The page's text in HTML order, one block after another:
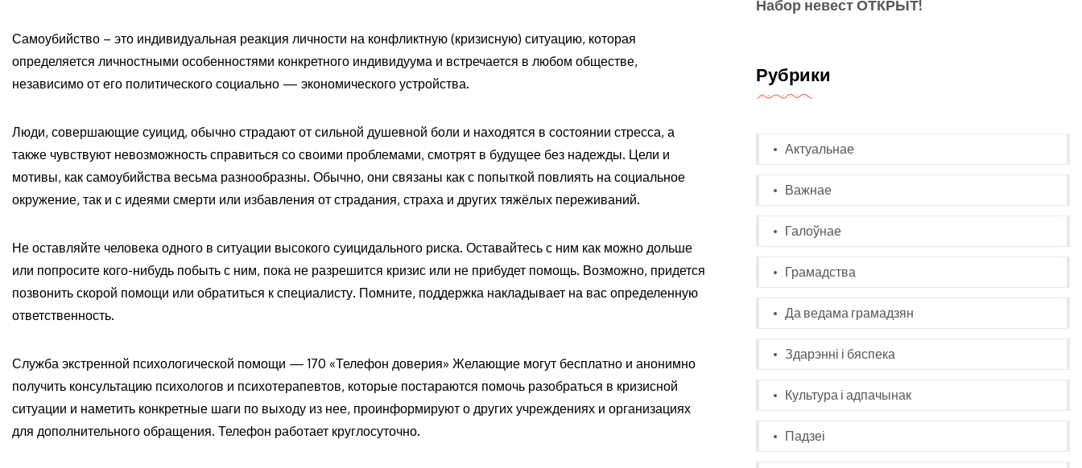
Самоубийство – это индивидуальная реакция личности на конфликтную (кризисную) ситуацию, которая
определяется личностными особенностями конкретного индивидуума и встречается в любом обществе,
независимо от его политического социально — экономического устройства.
Люди, совершающие суицид, обычно страдают от сильной душевной боли и находятся в состоянии стресса, а
также чувствуют невозможность справиться со своими проблемами, смотрят в будущее без надежды. Цели и
мотивы, как самоубийства весьма разнообразны. Обычно, они связаны как с попыткой повлиять на социальное
окружение, так и с идеями смерти или избавления от страдания, страха и других тяжёлых переживаний.
Не оставляйте человека одного в ситуации высокого суицидального риска. Оставайтесь с ним как можно дольше
или попросите кого-нибудь побыть с ним, пока не разрешится кризис или не прибудет помощь. Возможно, придется
позвонить скорой помощи или обратиться к специалисту. Помните, поддержка накладывает на вас определенную
ответственность.
Служба экстренной психологической помощи — 170 «Телефон доверия» Желающие могут бесплатно и анонимно
получить консультацию психологов и психотерапевтов, которые постараются помочь разобраться в кризисной
ситуации и наметить конкретные шаги по выходу из нее, проинформируют о других учреждениях и организациях
для дополнительного обращения. Телефон работает круглосуточно.
Набор невест ОТКРЫТ!
Рубрики
Актуальнае
Важнае
Галоўнае
Грамадства
Да ведама грамадзян
Здарэнні і бяспека
Культура і адпачынак
Падзеі